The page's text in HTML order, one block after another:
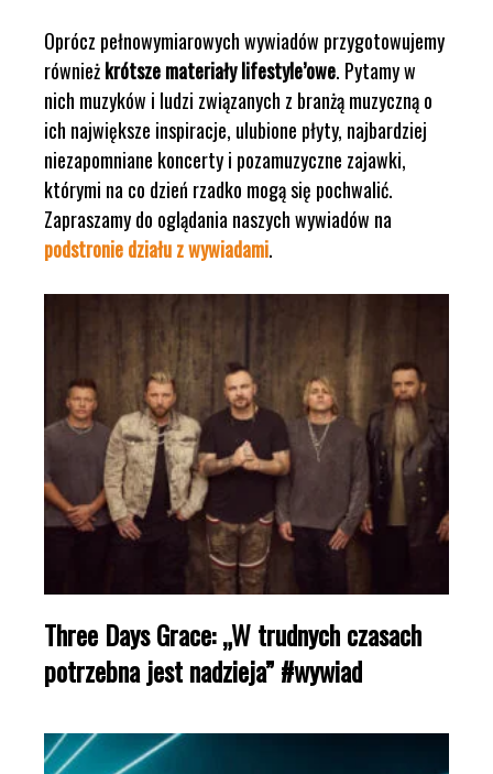
Oprócz pełnowymiarowych wywiadów przygotowujemy
równieżkrótsze materiały lifestyle’owe. Pytamy w
nich muzyków i ludzi związanych z branżą muzyczną o
ich największe inspiracje, ulubione płyty, najbardziej
niezapomniane koncerty i pozamuzyczne zajawki,
którymi na co dzień rzadko mogą się pochwalić.
Zapraszamy do oglądania naszych wywiadów na
podstronie działu z wywiadami.
Three Days Grace: „W trudnych czasach
potrzebna jest nadzieja” #wywiad